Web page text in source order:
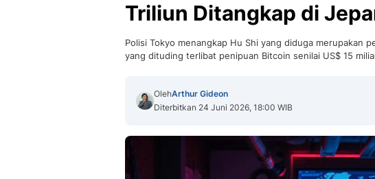
Triliun Ditangkap di
Polisi Tokyo menangkap Hu Shi yang diduga merupakan
yang dituding terlibat penipuan Bitcoin senilai US$ 15
OlehArthur Gideon
Diterbitkan 24 Juni 2026, 18:00 WIB